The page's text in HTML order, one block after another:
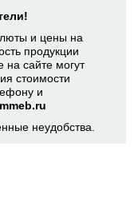
и цены на
продукции
на сайте могут
стоимости
и
неудобства.